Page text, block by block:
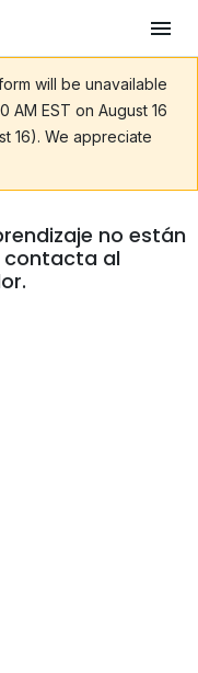
will be unavailable
AM EST on August 16
16). We appreciate
no están
contacta al